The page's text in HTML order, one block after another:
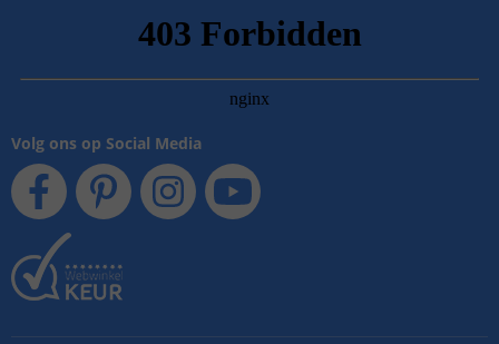
Volg ons op Social Media